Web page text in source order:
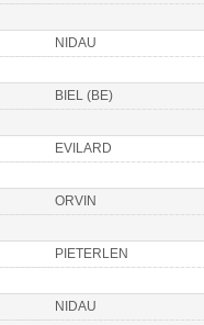
NIDAU
BIEL (BE)
EVILARD
ORVIN
PIETERLEN
NIDAU